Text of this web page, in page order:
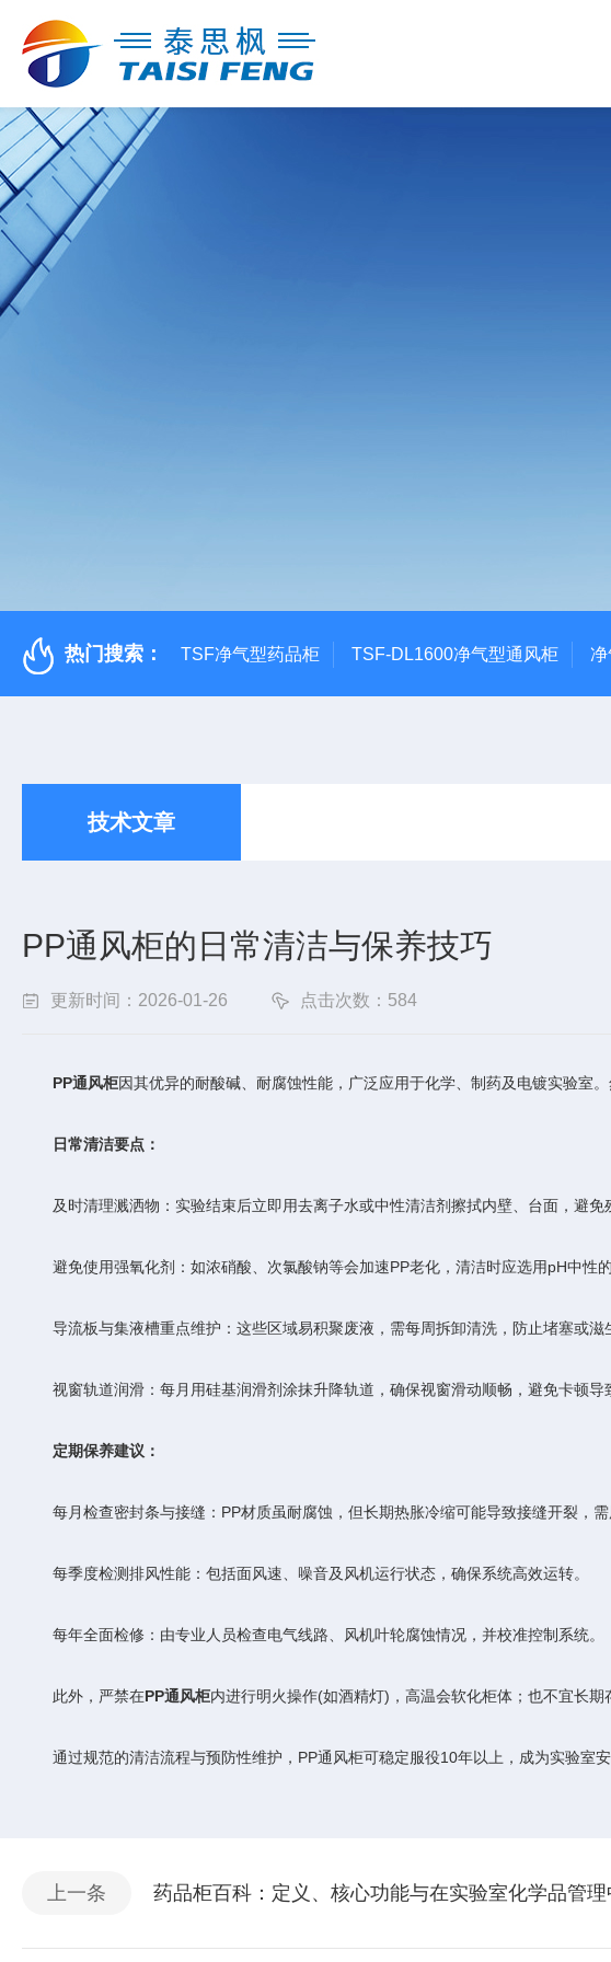
热门搜索： TSF净气型药品柜 TSF-DL1600净气型通风柜 净
技术文章
PP通风柜的日常清洁与保养技巧
更新时间：2026-01-26 点击次数：584
PP通风柜因其优异的耐酸碱、耐腐蚀性能，广泛应用于化学、制药及电镀实验室
日常清洁要点：
及时清理溅洒物：实验结束后立即用去离子水或中性清洁剂擦拭内壁、台面，避免
避免使用强氧化剂：如浓硝酸、次氯酸钠等会加速PP老化，清洁时应选用pH中性的
导流板与集液槽重点维护：这些区域易积聚废液，需每周拆卸清洗，防止堵塞或滋
视窗轨道润滑：每月用硅基润滑剂涂抹升降轨道，确保视窗滑动顺畅，避免卡顿导
定期保养建议：
每月检查密封条与接缝：PP材质虽耐腐蚀，但长期热胀冷缩可能导致接缝开裂，需
每季度检测排风性能：包括面风速、噪音及风机运行状态，确保系统高效运转。
每年全面检修：由专业人员检查电气线路、风机叶轮腐蚀情况，并校准控制系统。
此外，严禁在PP通风柜内进行明火操作(如酒精灯)，高温会软化柜体；也不宜长期
通过规范的清洁流程与预防性维护，PP通风柜可稳定服役10年以上，成为实验室安
上一条 药品柜百科：定义、核心功能与在实验室化学品管